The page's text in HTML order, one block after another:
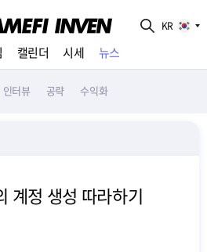
캘린더 시세 뉴스
KR
인터뷰 공략 수익화
계정 생성 따라하기